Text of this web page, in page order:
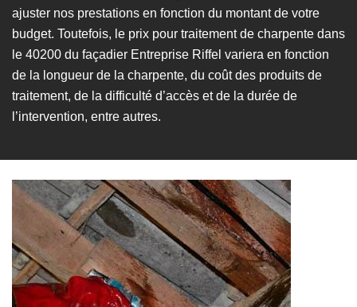
ajuster nos prestations en fonction du montant de votre
budget. Toutefois, le prix pour traitement de charpente dans
le 40200 du façadier Entreprise Riffel variera en fonction
de la longueur de la charpente, du coût des produits de
traitement, de la difficulté d’accès et de la durée de
l’intervention, entre autres.